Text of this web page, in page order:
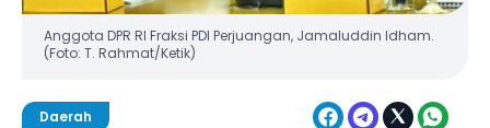
Anggota DPR RI Fraksi PDI Perjuangan, Jamaluddin Idham.
(Foto: T. Rahmat/Ketik)
Daerah